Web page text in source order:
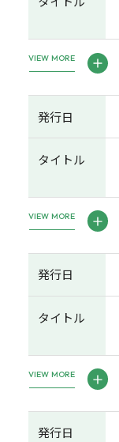
VIEW MORE
発行日
タイトル
VIEW MORE
発行日
タイトル
VIEW MORE
発行日